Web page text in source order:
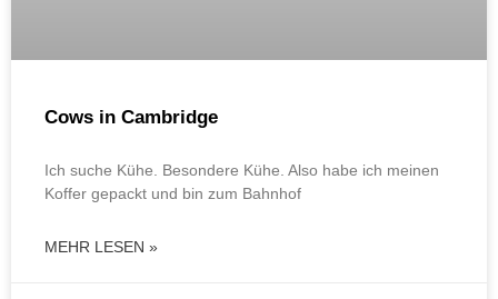
Cows in Cambridge
Ich suche Kühe. Besondere Kühe. Also habe ich meinen
Koffer gepackt und bin zum Bahnhof
MEHR LESEN »